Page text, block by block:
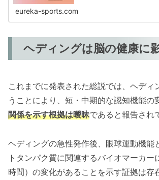
れぞれの特徴や信頼度も詳しく説
基づく意思決定に役立つエビデン
eureka-sports.com
ヘディングは脳の健康に
これまでに発表された総説では、ヘディ
うことにより、短・中期的な認知機能の
関係を示す根拠は曖昧であると報告され
ヘディングの急性発作後、眼球運動機能
トタンパク質に関連するバイオマーカ
時間）の変化があることを示す証拠は存